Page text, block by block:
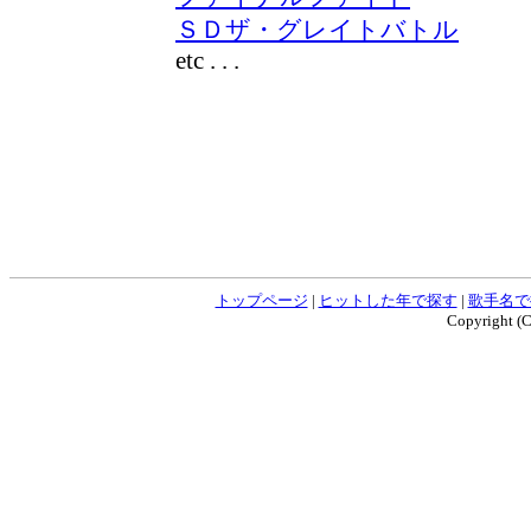
ＳＤザ・グレイトバトル
etc . . .
トップページ | ヒットした年で探す | 歌手名
Copyright